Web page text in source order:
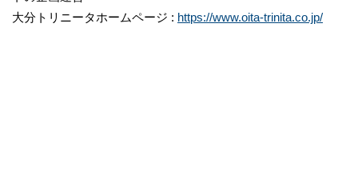
大分トリニータホームページ : https://www.oita-trinita.co.jp/